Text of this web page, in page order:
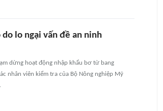
lo ngại vấn đề an ninh
dừng hoạt động nhập khẩu bơ từ bang
nhân viên kiểm tra của Bộ Nông nghiệp Mỹ